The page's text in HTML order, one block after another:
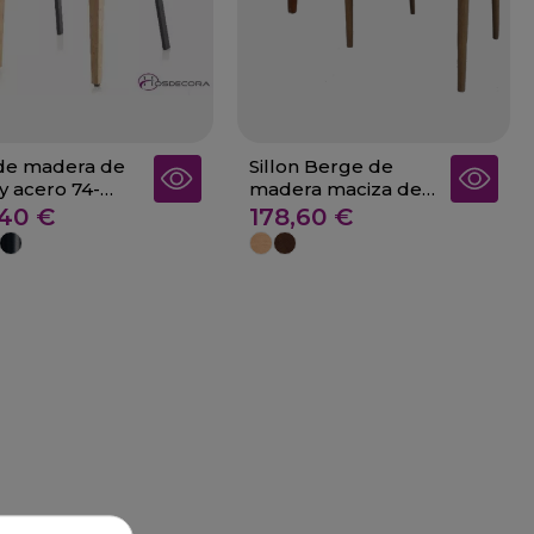
madera de
74-
€
Sillon Berge de
madera maciza de
fresno
178,60 €